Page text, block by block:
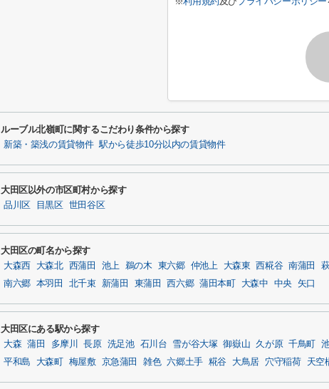
ルーブル北嶺町に関するこだわり条件から探す
新築・築浅の賃貸物件 駅から徒歩10分以内の賃貸物件
大田区以外の市区町村から探す
品川区 目黒区 世田谷区
大田区の町名から探す
大森西 大森北 西蒲田 池上 鵜の木 東六郷 仲池上 大森東 西糀谷 南蒲田
南六郷 本羽田 北千束 新蒲田 東蒲田 西六郷 蒲田本町 大森中 中央 矢口
大田区にある駅から探す
大森 蒲田 多摩川 長原 洗足池 石川台 雪が谷大塚 御嶽山 久が原 千鳥町
平和島
大森町 梅屋敷 京急蒲田 雑色 六郷土手 糀谷 大鳥居 穴守稲荷 天空